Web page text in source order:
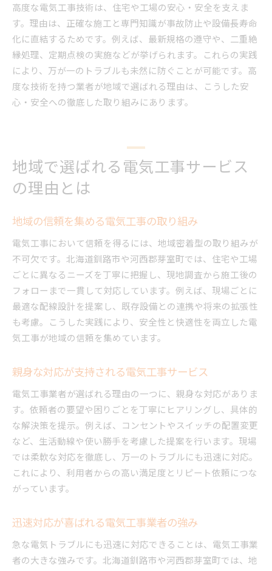
高度な電気工事技術は、住宅や工場の安心・安全を支えま
す。理由は、正確な施工と専門知識が事故防止や設備長寿命
化に直結するためです。例えば、最新規格の遵守や、二重絶
縁処理、定期点検の実施などが挙げられます。これらの実践
により、万が一のトラブルも未然に防ぐことが可能です。高
度な技術を持つ業者が地域で選ばれる理由は、こうした安
心・安全への徹底した取り組みにあります。
地域で選ばれる電気工事サービス
の理由とは
地域の信頼を集める電気工事の取り組み
電気工事において信頼を得るには、地域密着型の取り組みが
不可欠です。北海道釧路市や河西郡芽室町では、住宅や工場
ごとに異なるニーズを丁寧に把握し、現地調査から施工後の
フォローまで一貫して対応しています。例えば、現場ごとに
最適な配線設計を提案し、既存設備との連携や将来の拡張性
も考慮。こうした実践により、安全性と快適性を両立した電
気工事が地域の信頼を集めています。
親身な対応が支持される電気工事サービス
電気工事業者が選ばれる理由の一つに、親身な対応がありま
す。依頼者の要望や困りごとを丁寧にヒアリングし、具体的
な解決策を提示。例えば、コンセントやスイッチの配置変更
など、生活動線や使い勝手を考慮した提案を行います。現場
では柔軟な対応を徹底し、万一のトラブルにも迅速に対応。
これにより、利用者からの高い満足度とリピート依頼につな
がっています。
迅速対応が喜ばれる電気工事業者の強み
急な電気トラブルにも迅速に対応できることは、電気工事業
者の大きな強みです。北海道釧路市や河西郡芽室町では、地